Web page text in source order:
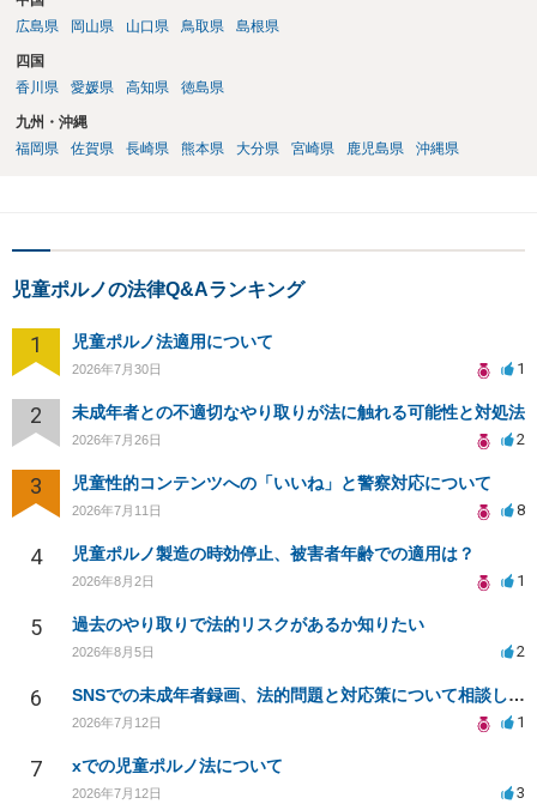
広島県
岡山県 山口県 鳥取県 島根県
四国
香川県
愛媛県 高知県 徳島県
九州・沖縄
福岡県
佐賀県 長崎県 熊本県 大分県 宮崎県 鹿児島県 沖縄県
児童ポルノの法律Q&Aランキング
1 児童ポルノ法適用について
2026年7月30日 1
2 未成年者との不適切なやり取りが法に触れる可能性と対処法
2026年7月26日 2
3 児童性的コンテンツへの「いいね」と警察対応について
2026年7月11日 8
4 児童ポルノ製造の時効停止、被害者年齢での適用は？
2026年8月2日 1
5 過去のやり取りで法的リスクがあるか知りたい
2026年8月5日 2
6 SNSでの未成年者録画、法的問題と対応策について相談したい
2026年7月12日 1
7 xでの児童ポルノ法について
2026年7月12日 3